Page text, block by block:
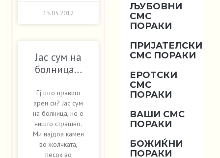
15.05.2012
Јас сум на
болница…
Еј што правиш
арен си? Јас сум
на болница, не е
ништо страшно.
Ми најдоа камен
во жолчката,
песок во
ЉУБОВНИ
СМС
ПОРАКИ
ПРИЈАТЕЛСКИ
СМС ПОРАКИ
ЕРОТСКИ
СМС
ПОРАКИ
ВАШИ СМС
ПОРАКИ
БОЖИЌНИ
ПОРАКИ